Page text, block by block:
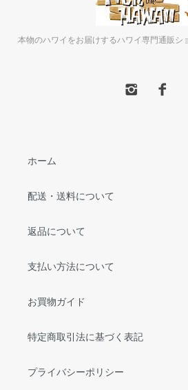
本物のハワイをお届けするハワイ専門通販
ホーム
配送・送料について
返品について
支払い方法について
お買物ガイド
特定商取引法に基づく表記
プライバシーポリシー